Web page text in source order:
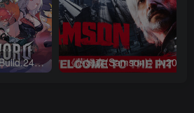
龙之剑 觉醒 官方中文Build.24487183